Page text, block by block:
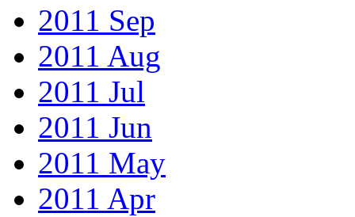
2011 Sep
2011 Aug
2011 Jul
2011 Jun
2011 May
2011 Apr